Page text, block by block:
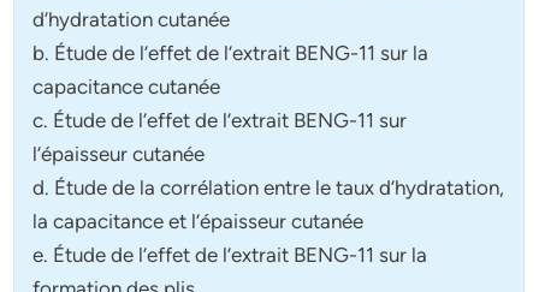
d’hydratation cutanée
b. Étude de l’effet de l’extrait BENG-11 sur la
capacitance cutanée
c. Étude de l’effet de l’extrait BENG-11 sur
l’épaisseur cutanée
d. Étude de la corrélation entre le taux d’hydratation,
la capacitance et l’épaisseur cutanée
e. Étude de l’effet de l’extrait BENG-11 sur la